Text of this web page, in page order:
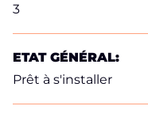
3
ETAT GÉNÉRAL:
Prêt à s'installer